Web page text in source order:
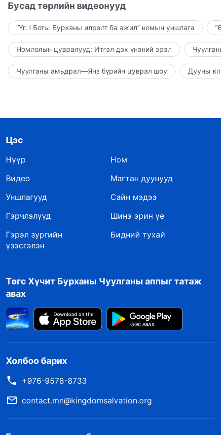
Бусад төрлийн видеонууд
“Үг. I Боть: Бурханы илрэлт ба ажил” номын уншлага
Номлолын цувралууд: Итгэл дэх үнэний эрэл
Чуулганы амьдрал—Янз бүрийн цуврал шоу Дууны
Цэс
Нүүр
Ном
Видео
Магтан дуунууд
Уншлагууд
Сайн мэдээ
Гэрчлэлүүд
Шинэ эрин үе
Гэрэл зургийн
үзэсгэлэн
Бидний тухай
Төгс Хүчит Бурханы Чуулганы аппыг татаж
авах
Холбоо барих
+976-9578-8733
contact.mn@kingdomsalvation.org